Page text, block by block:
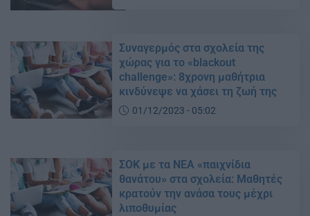
Συναγερμός στα σχολεία της
χώρας για το «blackout
challenge»: 8χρονη μαθήτρια
κινδύνεψε να χάσει τη ζωή της
01/12/2023 - 05:02
ΣΟΚ με τα ΝΕΑ «παιχνίδια
θανάτου» στα σχολεία: Μαθητές
κρατούν την ανάσα τους μέχρι
λιποθυμίας